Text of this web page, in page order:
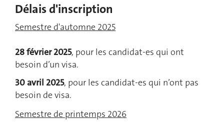
Délais d'inscription
Semestre d'automne 2025
28 février 2025, pour les candidat-es qui ont
besoin d’un visa.
30 avril 2025, pour les candidat-es qui n’ont pas
besoin de visa.
Semestre de printemps 2026